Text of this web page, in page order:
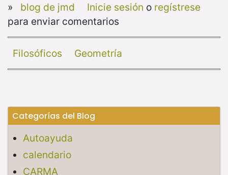
» blog de jmd Inicie sesión o regístrese
para enviar comentarios
Filosóficos Geometría
Categorías del Blog
Autoayuda
calendario
CARMA